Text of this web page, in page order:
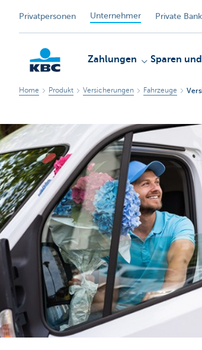
Privatpersonen Unternehmer Private
KBC
Unternehmer
Zahlungen Sparen
Home Produkt Versicherungen Fahrzeuge